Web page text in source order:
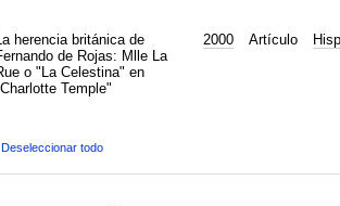
La herencia británica de
de Rojas: Mlle La
o "La Celestina" en
Temple"
2000 Artículo
Deseleccionar todo